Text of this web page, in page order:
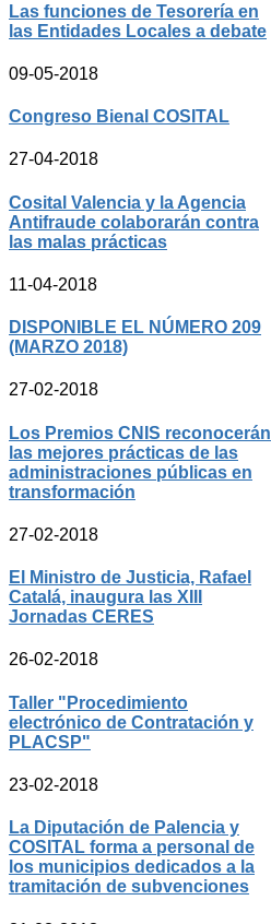
Las funciones de Tesorería en
las Entidades Locales a debate
09-05-2018
Congreso Bienal COSITAL
27-04-2018
Cosital Valencia y la Agencia
Antifraude colaborarán contra
las malas prácticas
11-04-2018
DISPONIBLE EL NÚMERO 209
(MARZO 2018)
27-02-2018
Los Premios CNIS reconocerán
las mejores prácticas de las
administraciones públicas en
transformación
27-02-2018
El Ministro de Justicia, Rafael
Catalá, inaugura las XIII
Jornadas CERES
26-02-2018
Taller "Procedimiento
electrónico de Contratación y
PLACSP"
23-02-2018
La Diputación de Palencia y
COSITAL forma a personal de
los municipios dedicados a la
tramitación de subvenciones